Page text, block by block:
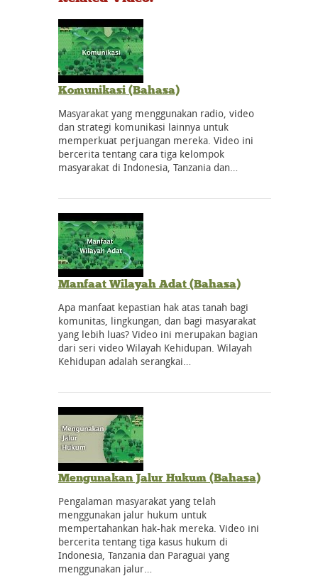
Komunikasi (Bahasa)
Masyarakat yang menggunakan radio, video
dan strategi komunikasi lainnya untuk
memperkuat perjuangan mereka. Video ini
bercerita tentang cara tiga kelompok
masyarakat di Indonesia, Tanzania dan…
Manfaat Wilayah Adat (Bahasa)
Apa manfaat kepastian hak atas tanah bagi
komunitas, lingkungan, dan bagi masyarakat
yang lebih luas? Video ini merupakan bagian
dari seri video Wilayah Kehidupan. Wilayah
Kehidupan adalah serangkai…
Mengunakan Jalur Hukum (Bahasa)
Pengalaman masyarakat yang telah
menggunakan jalur hukum untuk
mempertahankan hak-hak mereka. Video ini
bercerita tentang tiga kasus hukum di
Indonesia, Tanzania dan Paraguai yang
menggunakan jalur…